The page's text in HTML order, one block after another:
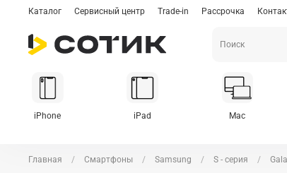
Каталог Сервисный центр Trade-in Рассрочка
iPhone iPad Mac
Главная Смартфоны Samsung S - серия